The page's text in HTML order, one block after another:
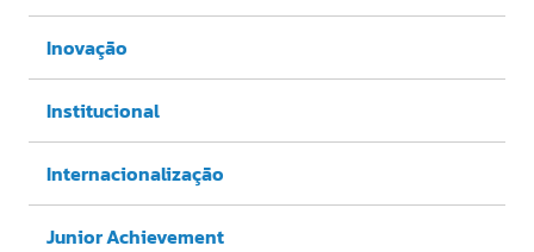
Inovação
Institucional
Internacionalização
Junior Achievement